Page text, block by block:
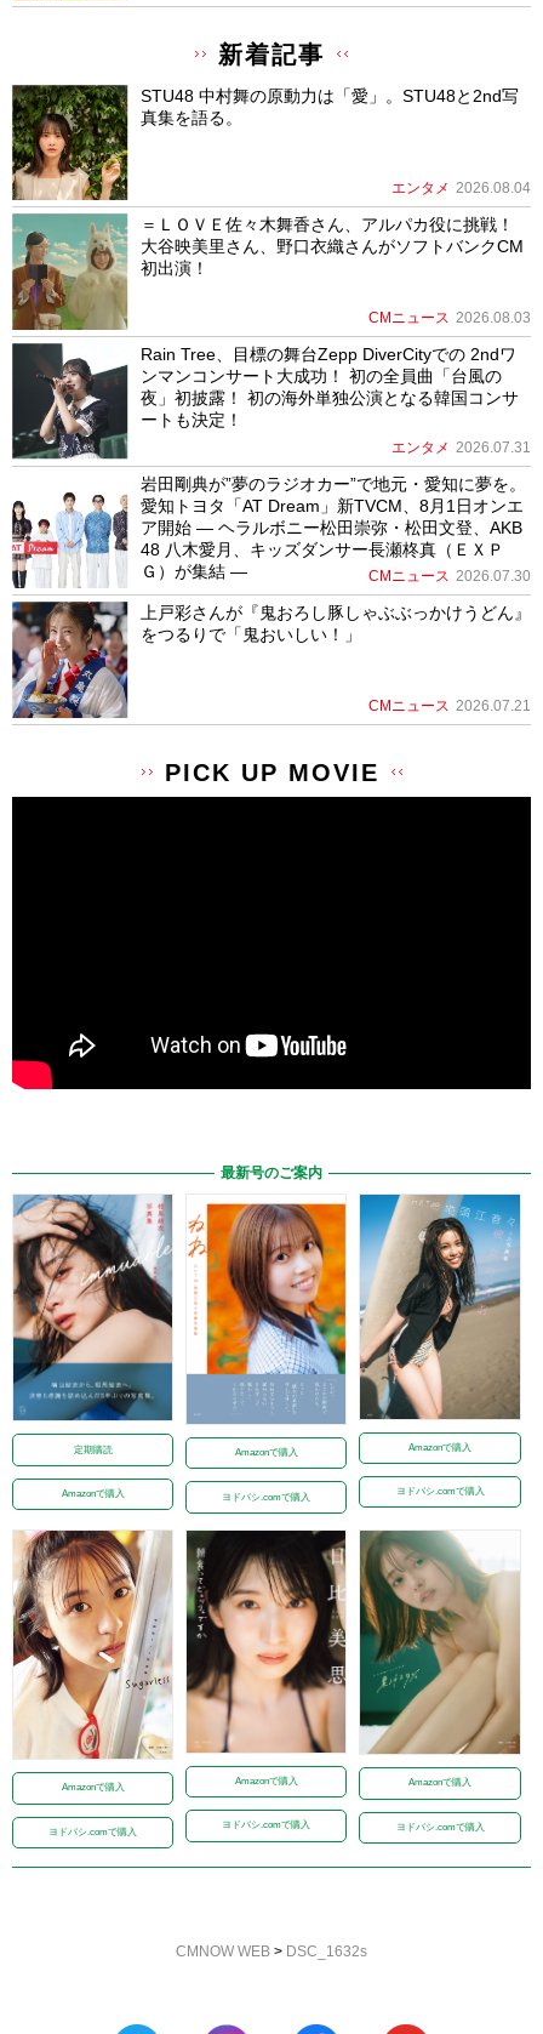
新着記事
STU48 中村舞の原動力は「愛」。STU48と2nd写
真集を語る。
エンタメ 2026.08.04
＝ＬＯＶＥ佐々木舞香さん、アルパカ役に挑戦！
大谷映美里さん、野口衣織さんがソフトバンクCM
初出演！
CMニュース 2026.08.03
Rain Tree、目標の舞台Zepp DiverCityでの 2ndワ
ンマンコンサート大成功！ 初の全員曲「台風の
夜」初披露！ 初の海外単独公演となる韓国コンサ
ートも決定！
エンタメ 2026.07.31
岩田剛典が”夢のラジオカー”で地元・愛知に夢を。
愛知トヨタ「AT Dream」新TVCM、8月1日オンエ
ア開始 ― ヘラルボニー松田崇弥・松田文登、AKB
48 八木愛月、キッズダンサー長瀬柊真（ＥＸＰ
Ｇ）が集結 ―
CMニュース 2026.07.30
上戸彩さんが『鬼おろし豚しゃぶぶっかけうどん』
をつるりで「鬼おいしい！」
CMニュース 2026.07.21
PICK UP MOVIE
最新号のご案内
定期購読
Amazonで購入
Amazonで購入
ヨドバシ.comで購入
Amazonで購入
ヨドバシ.comで購入
Amazonで購入
ヨドバシ.comで購入
Amazonで購入
ヨドバシ.comで購入
Amazonで購入
ヨドバシ.comで購入
CMNOW WEB > DSC_1632s